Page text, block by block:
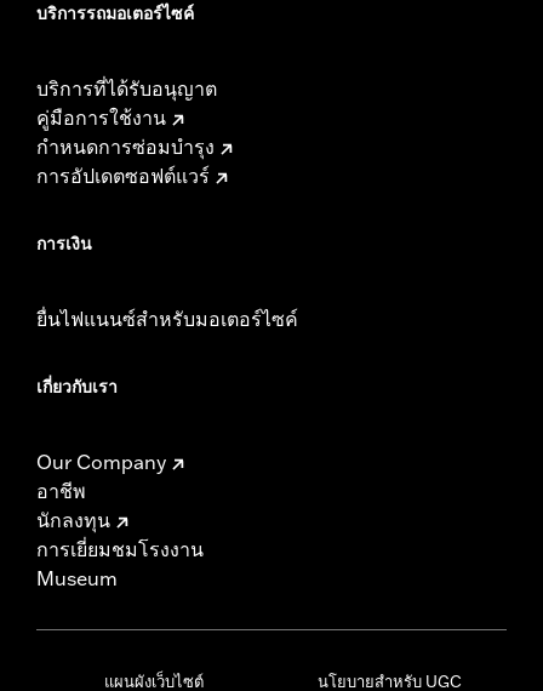
บริการรถมอเตอร์ไซค์​
บริการที่ได้รับอนุญาต
คู่มือการใช้งาน
กำหนดการซ่อมบำรุง
การอัปเดตซอฟต์แวร์
การเงิน
ยื่นไฟแนนซ์สำหรับมอเตอร์ไซค์
เกี่ยวกับเรา
Our Company
อาชีพ
นักลงทุน
การเยี่ยมชมโรงงาน
Museum
แผนผังเว็บไซต์ นโยบายสำหรับ UGC